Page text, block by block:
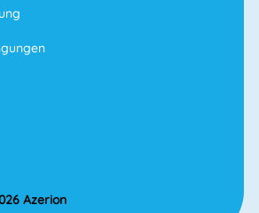
Azerion